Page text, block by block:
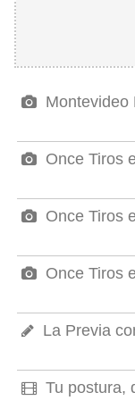
Montevideo
Once Tiros
Once Tiros
Once Tiros
La Previa
Tu postura,